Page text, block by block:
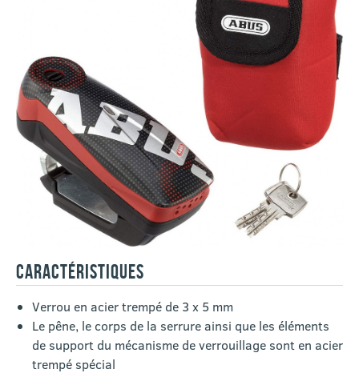
CARACTÉRISTIQUES
Verrou en acier trempé de 3 x 5 mm
Le pêne, le corps de la serrure ainsi que les éléments
de support du mécanisme de verrouillage sont en acier
trempé spécial